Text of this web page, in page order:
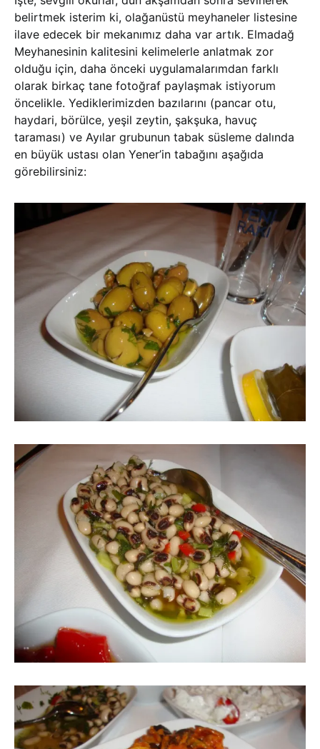
belirtmek isterim ki, olağanüstü meyhaneler listesine
ilave edecek bir mekanımız daha var artık. Elmadağ
Meyhanesinin kalitesini kelimelerle anlatmak zor
olduğu için, daha önceki uygulamalarımdan farklı
olarak birkaç tane fotoğraf paylaşmak istiyorum
öncelikle. Yediklerimizden bazılarını (pancar otu,
haydari, börülce, yeşil zeytin, şakşuka, havuç
taraması) ve Ayılar grubunun tabak süsleme dalında
en büyük ustası olan Yener’in tabağını aşağıda
görebilirsiniz: